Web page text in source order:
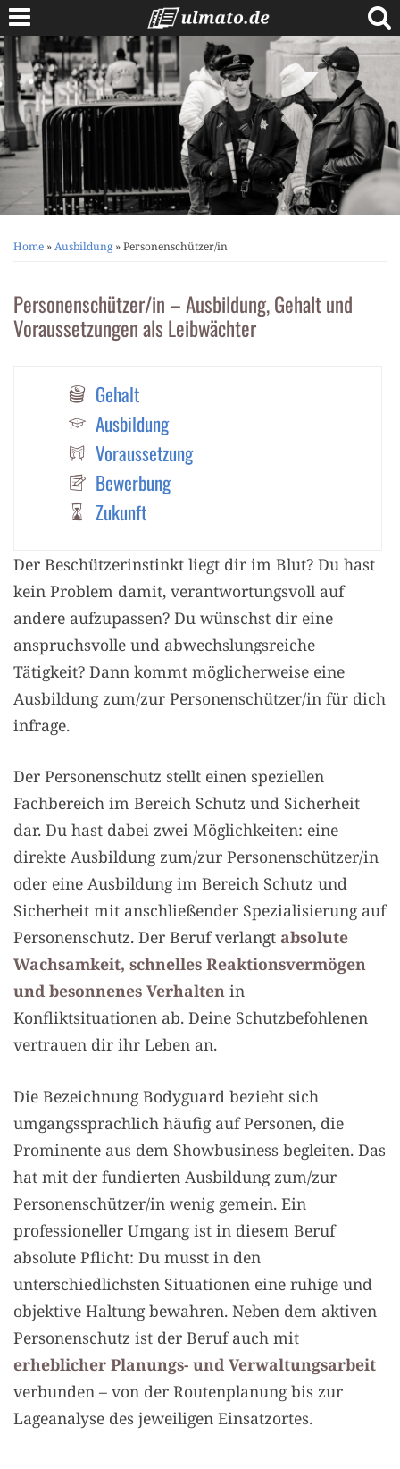
to
content
Berufe A bis Z
Anschreiben
Lebenslauf
Bewerbungstipps
Vorstellungsgespräch
Home »Ausbildung»Personenschützer/in
Personenschützer/in – Ausbildung, Gehalt und
Voraussetzungen als Leibwächter
Gehalt
Ausbildung
Voraussetzung
Bewerbung
Zukunft
Der Beschützerinstinkt liegt dir im Blut? Du hast
kein Problem damit, verantwortungsvoll auf
andere aufzupassen? Du wünschst dir eine
anspruchsvolle und abwechslungsreiche
Tätigkeit? Dann kommt möglicherweise eine
Ausbildung zum/zur Personenschützer/in für dich
infrage.
Der Personenschutz stellt einen speziellen
Fachbereich im Bereich Schutz und Sicherheit
dar. Du hast dabei zwei Möglichkeiten: eine
direkte Ausbildung zum/zur Personenschützer/in
oder eine Ausbildung im Bereich Schutz und
Sicherheit mit anschließender Spezialisierung auf
Personenschutz. Der Beruf verlangt absolute
Wachsamkeit, schnelles Reaktionsvermögen
und besonnenes Verhalten in
Konfliktsituationen ab. Deine Schutzbefohlenen
vertrauen dir ihr Leben an.
Die Bezeichnung Bodyguard bezieht sich
umgangssprachlich häufig auf Personen, die
Prominente aus dem Showbusiness begleiten. Das
hat mit der fundierten Ausbildung zum/zur
Personenschützer/in wenig gemein. Ein
professioneller Umgang ist in diesem Beruf
absolute Pflicht: Du musst in den
unterschiedlichsten Situationen eine ruhige und
objektive Haltung bewahren. Neben dem aktiven
Personenschutz ist der Beruf auch mit
erheblicher Planungs- und Verwaltungsarbeit
verbunden – von der Routenplanung bis zur
Lageanalyse des jeweiligen Einsatzortes.